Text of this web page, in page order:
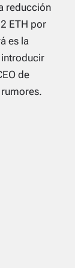
reducción
ETH por
es la
introducir
de